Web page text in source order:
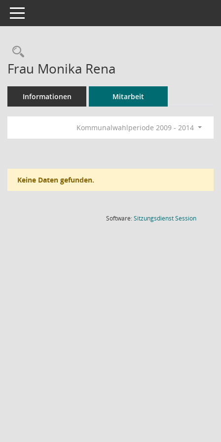
Toggle navigation
Rechercheauswahl
Frau Monika Rena
Informationen Mitarbeit
Kommunalwahlperiode 2009 - 2014
Keine Daten gefunden.
Software:SitzungsdienstSession(Wird in